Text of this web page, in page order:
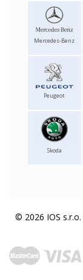
Mercedes-Benz
Peugeot
Skoda
© 2026 IOS s.r.o.